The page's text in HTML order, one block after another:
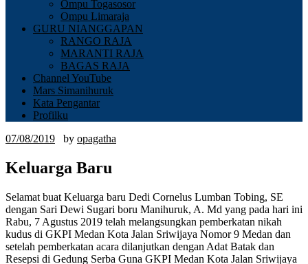
Ompu Togasosor
Ompu Limaraja
GURU NIANGGAPAN
RANGO RAJA
MARANTI RAJA
BAGAS RAJA
Channel YouTube
Mars Simanihuruk
Kata Pengantar
Profilku
07/08/2019
by opagatha
Keluarga Baru
Selamat buat Keluarga baru Dedi Cornelus Lumban Tobing, SE
dengan Sari Dewi Sugari boru Manihuruk, A. Md yang pada hari ini
Rabu, 7 Agustus 2019 telah melangsungkan pemberkatan nikah
kudus di GKPI Medan Kota Jalan Sriwijaya Nomor 9 Medan dan
setelah pemberkatan acara dilanjutkan dengan Adat Batak dan
Resepsi di Gedung Serba Guna GKPI Medan Kota Jalan Sriwijaya